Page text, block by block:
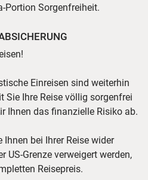
Portion Sorgenfreiheit.
Einreisen sind weiterhin
Ihre Reise völlig sorgenfrei
Ihnen das finanzielle Risiko ab.
Ihnen bei Ihrer Reise wider
US-Grenze verweigert werden,
Reisepreis.